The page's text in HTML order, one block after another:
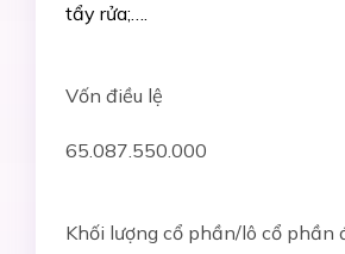
tẩy rửa;….
Vốn điều lệ
65.087.550.000
Khối lượng cổ phần/lô cổ phần